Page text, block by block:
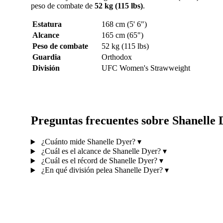
peso de combate de 52 kg (115 lbs).
Estatura
168 cm (5' 6")
Alcance
165 cm (65")
Peso de combate
52 kg (115 lbs)
Guardia
Orthodox
División
UFC Women's Strawweight
Preguntas frecuentes sobre Shanelle
¿Cuánto mide Shanelle Dyer? ▾
¿Cuál es el alcance de Shanelle Dyer? ▾
¿Cuál es el récord de Shanelle Dyer? ▾
¿En qué división pelea Shanelle Dyer? ▾